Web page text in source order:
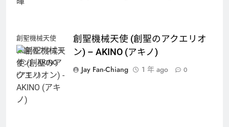
創聖機械天使
(創聖のアクエリ
オン) - AKINO
(アキノ)
創聖機械天使 (創聖のアクエリオ
ン) – AKINO (アキノ)
Jay Fan-Chiang
1 年 ago 0